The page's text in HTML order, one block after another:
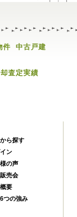
件
中古戸建
査定実績
ら探す
ン
の声
売会
要
つの強み